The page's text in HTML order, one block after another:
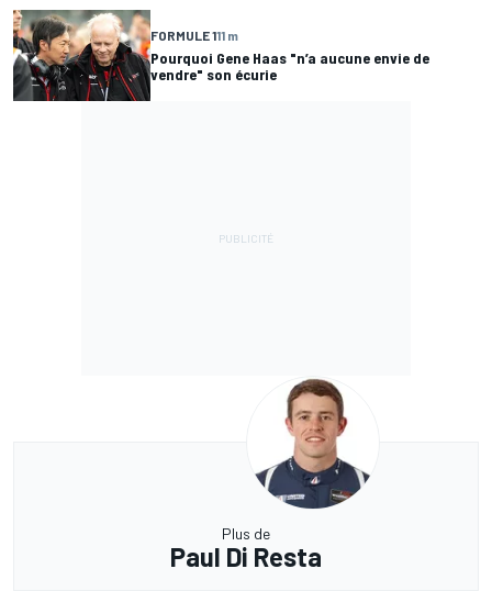
FORMULE 111 m
Pourquoi Gene Haas "n’a aucune envie de
vendre" son écurie
Plus de
Paul Di Resta